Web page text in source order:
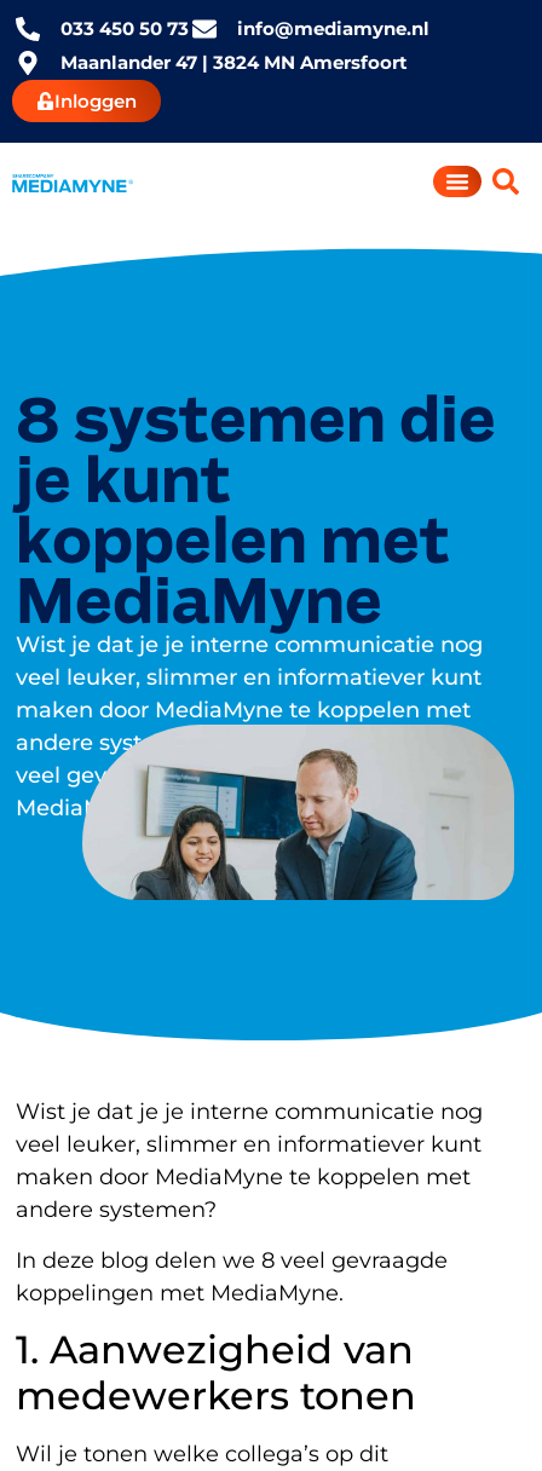
033 450 50 73
info@mediamyne.nl
Maanlander 47 | 3824 MN Amersfoort
Inloggen
8 systemen die
je kunt
koppelen met
MediaMyne
Wist je dat je je interne communicatie nog
veel leuker, slimmer en informatiever kunt
maken door MediaMyne te koppelen met
andere systemen? In deze blog delen we 8
veel gevraagde koppelingen met
MediaMyne.
Wist je dat je je interne communicatie nog
veel leuker, slimmer en informatiever kunt
maken door MediaMyne te koppelen met
andere systemen?
In deze blog delen we 8 veel gevraagde
koppelingen met MediaMyne.
1. Aanwezigheid van
medewerkers tonen
Wil je tonen welke collega’s op dit